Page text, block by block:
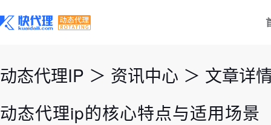
动态代理IP ＞ 资讯中心 ＞ 文章详
动态代理ip的核心特点与适用场景